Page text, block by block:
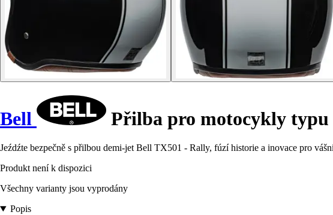
Bell Přilba pro motocykly
Jeźdźte bezpečně s přilbou demi-jet Bell TX501 - Rally, fúzí historie a inovace pro
Produkt není k dispozici
Všechny varianty jsou vyprodány
Popis